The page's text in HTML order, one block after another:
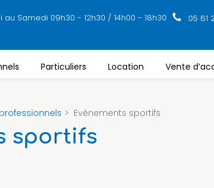
au Samedi 09h30 - 12h30 / 14h00 - 18h30 05 61
Particuliers Location Vente
Evénements sportifs
sportifs